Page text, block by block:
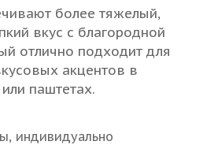
более тяжелый,
вкус с благородной
отлично подходит для
акцентов в
паштетах.
индивидуально